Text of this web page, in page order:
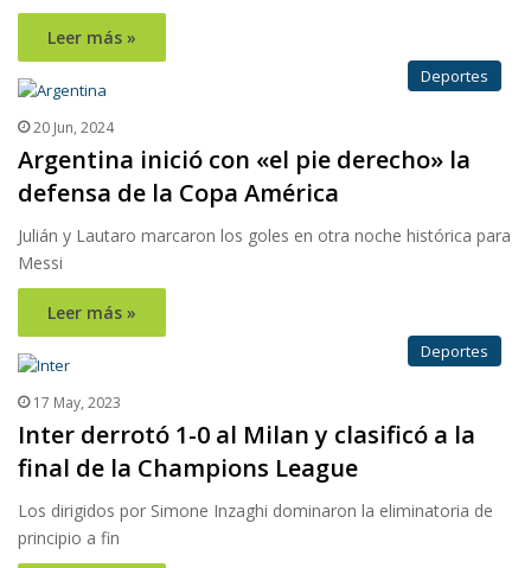
Leer más »
Deportes
20 Jun, 2024
Argentina inició con «el pie derecho» la
defensa de la Copa América
Julián y Lautaro marcaron los goles en otra noche histórica para
Messi
Leer más »
Deportes
17 May, 2023
Inter derrotó 1-0 al Milan y clasificó a la
final de la Champions League
Los dirigidos por Simone Inzaghi dominaron la eliminatoria de
principio a fin